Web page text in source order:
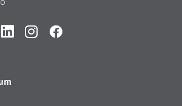
LinkedInInstagramFacebook